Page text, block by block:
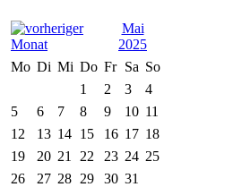
Mai
2025
Mo Di Mi Do Fr Sa So
1
2 3
4
5
6 7 8 9 10 11
12
13 14 15 16 17 18
19
20 21 22 23 24 25
26
27 28 29 30 31